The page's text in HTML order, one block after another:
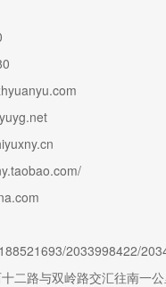
2033998422/
路与双岭路交汇往南一